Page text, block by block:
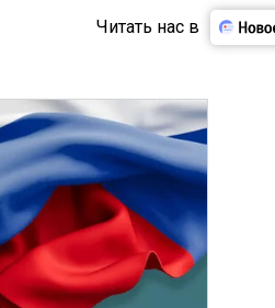
Читать нас в